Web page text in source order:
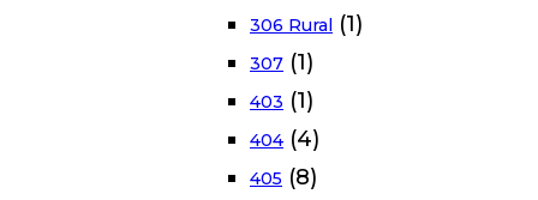
306 Rural (1)
307 (1)
403 (1)
404 (4)
405 (8)